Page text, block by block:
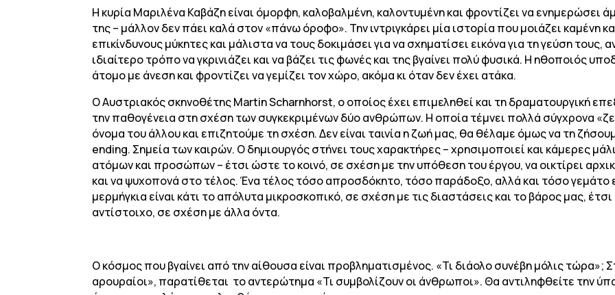
Η κυρία Μαριλένα Καβάζη είναι όμορφη, καλοβαλμένη, καλοντυμένη και φροντίζει να
της – μάλλον δεν πάει καλά στον «πάνω όροφο». Την ιντριγκάρει μία ιστορία που μοιάζει καμένη
επικίνδυνους μύκητες και μάλιστα να τους δοκιμάσει για να σχηματίσει εικόνα για τη γεύση
ιδιαίτερο τρόπο να γκρινιάζει και να βάζει τις φωνές και της βγαίνει πολύ φυσικά. Η ηθοποιός
άτομο με άνεση και φροντίζει να γεμίζει τον χώρο, ακόμα κι όταν δεν έχει ατάκα.
Ο Αυστριακός σκηνοθέτης Martin Scharnhorst, ο οποίος έχει επιμεληθεί και τη δραματουργική
την παθογένεια στη σχέση των συγκεκριμένων δύο ανθρώπων. Η οποία τέμνει πολλά σύγχρονα
όνομα του άλλου και επιζητούμε τη σχέση. Δεν είναι ταινία η ζωή μας, θα θέλαμε όμως να τη
ending. Σημεία των καιρών. Ο δημιουργός στήνει τους χαρακτήρες – χρησιμοποιεί και κάμερες
ατόμων και προσώπων – έτσι ώστε το κοινό, σε σχέση με την υπόθεση του έργου, να οικτίρει
και να ψυχοπονά στο τέλος. Ένα τέλος τόσο απροσδόκητο, τόσο παράδοξο, αλλά και τόσο
μερμήγκια είναι κάτι το απόλυτα μικροσκοπικό, σε σχέση με τις διαστάσεις και το βάρος μας,
αντίστοιχο, σε σχέση με άλλα όντα.
Ο κόσμος που βγαίνει από την αίθουσα είναι προβληματισμένος. «Τι διάολο συνέβη μόλις τώρα»;
αρουραίοι», παρατίθεται το αντερώτημα «Τι συμβολίζουν οι άνθρωποι». Θα αντιληφθείτε την